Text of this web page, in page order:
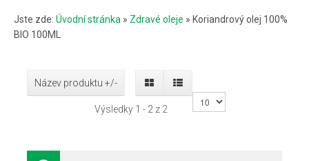
Jste zde: Úvodní stránka » Zdravé oleje » Koriandrový olej 100%
BIO 100ML
Název produktu +/-
Výsledky 1 - 2 z 2